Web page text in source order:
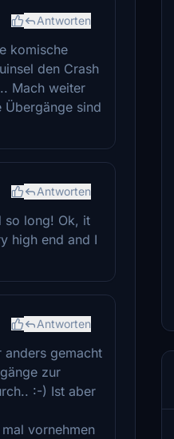
Antworten
komische
den Crash
Mach weiter
sind
Antworten
so long! Ok, it
high end and I
Antworten
anders gemacht
zur
:-) Ist aber
vornehmen